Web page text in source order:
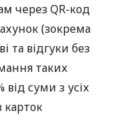
через QR-код
(зокрема
та відгуки без
таких
від суми з усіх
карток